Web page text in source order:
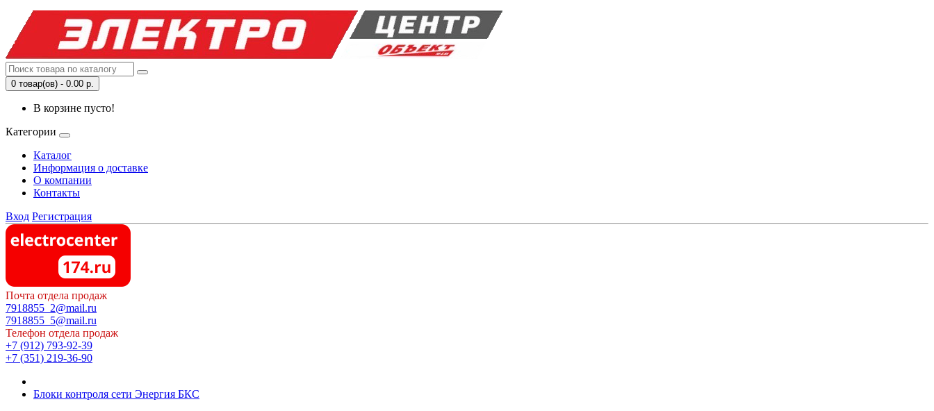
0 товар(ов) - 0.00 р.
В корзине пусто!
Категории
Каталог
Информация о доставке
О компании
Контакты
Вход Регистрация
Почта отдела продаж
7918855_2@mail.ru
7918855_5@mail.ru
Телефон отдела продаж
+7 (912) 793-92-39
+7 (351) 219-36-90
Блоки контроля сети Энергия БКС